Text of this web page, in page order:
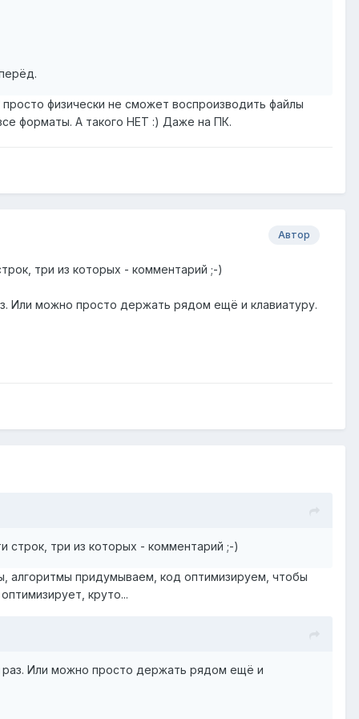
физически не сможет воспроизводить файлы
форматы. А такого НЕТ :) Даже на ПК.
Автор
три из которых - комментарий ;-)
Или можно просто держать рядом ещё и клавиатуру.
строк, три из которых - комментарий ;-)
алгоритмы придумываем, код оптимизируем, чтобы
круто...
раз. Или можно просто держать рядом ещё и